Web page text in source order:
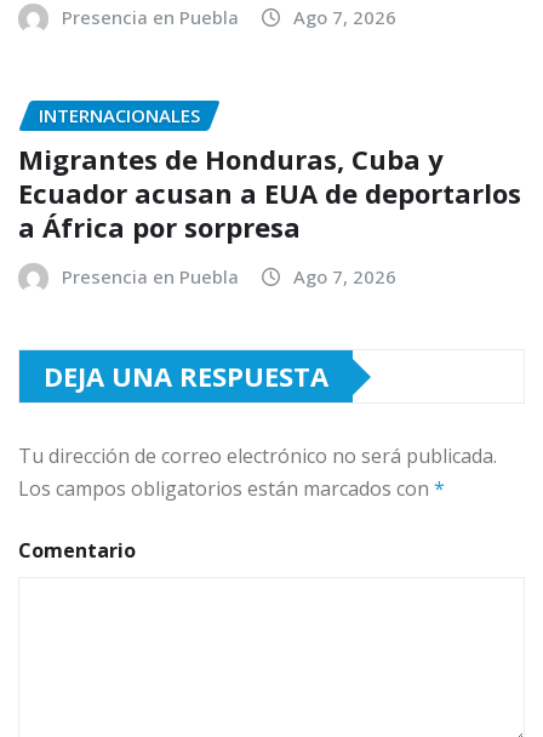
Presencia en Puebla Ago 7, 2026
INTERNACIONALES
Migrantes de Honduras, Cuba y
Ecuador acusan a EUA de deportarlos
a África por sorpresa
Presencia en Puebla Ago 7, 2026
DEJA UNA RESPUESTA
Tu dirección de correo electrónico no será publicada.
Los campos obligatorios están marcados con *
Comentario